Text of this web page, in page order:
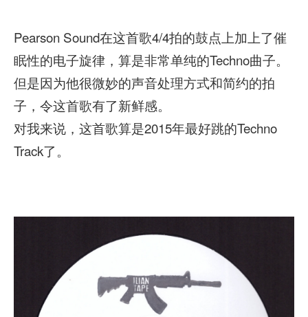
Pearson Sound在这首歌4/4拍的鼓点上加上了催
眠性的电子旋律，算是非常单纯的Techno曲子。
但是因为他很微妙的声音处理方式和简约的拍
子，令这首歌有了新鲜感。
对我来说，这首歌算是2015年最好跳的Techno
Track了。